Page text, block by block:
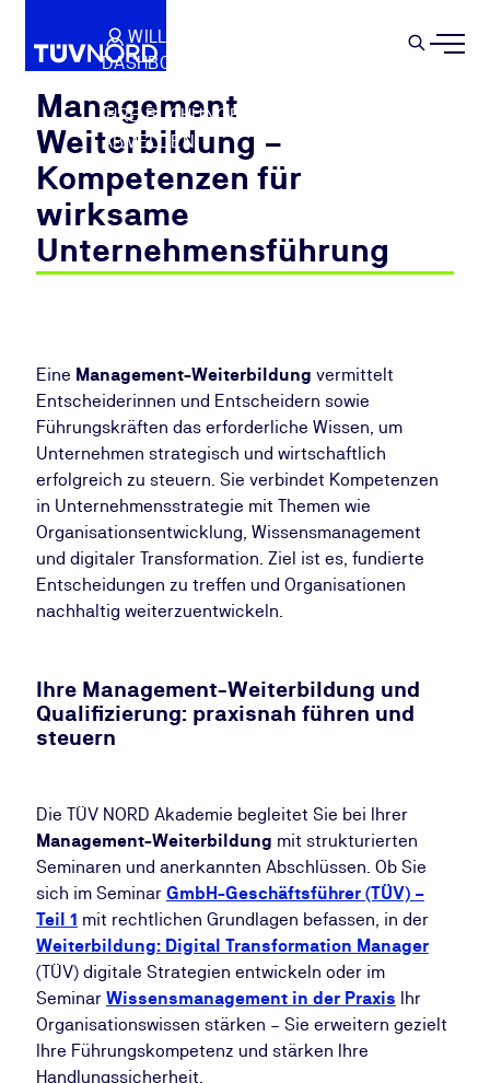
Springe zum Hauptinhalt
WILLKOMMEN
DASHBOARD
IHRE BUCHUNGEN
ABMELDEN
Management
Weiterbildung –
Kompetenzen für
wirksame
Unternehmensführung
Eine Management-Weiterbildung vermittelt
Entscheiderinnen und Entscheidern sowie
Führungskräften das erforderliche Wissen, um
Unternehmen strategisch und wirtschaftlich
erfolgreich zu steuern. Sie verbindet Kompetenzen
in Unternehmensstrategie mit Themen wie
Organisationsentwicklung, Wissensmanagement
und digitaler Transformation. Ziel ist es, fundierte
Entscheidungen zu treffen und Organisationen
nachhaltig weiterzuentwickeln.
Ihre Management-Weiterbildung und
Qualifizierung: praxisnah führen und
steuern
Die TÜV NORD Akademie begleitet Sie bei Ihrer
Management-Weiterbildung mit strukturierten
Seminaren und anerkannten Abschlüssen. Ob Sie
sich im Seminar GmbH-Geschäftsführer (TÜV) –
Teil 1 mit rechtlichen Grundlagen befassen, in der
Weiterbildung: Digital Transformation Manager
(TÜV) digitale Strategien entwickeln oder im
Seminar Wissensmanagement in der Praxis Ihr
Organisationswissen stärken – Sie erweitern gezielt
Ihre Führungskompetenz und stärken Ihre
Handlungssicherheit.